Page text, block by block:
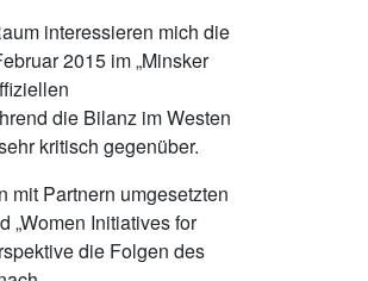
interessieren mich die
2015 im „Minsker
die Bilanz im Westen
kritisch gegenüber.
mit Partnern umgesetzten
„Women Initiatives for
die Folgen des